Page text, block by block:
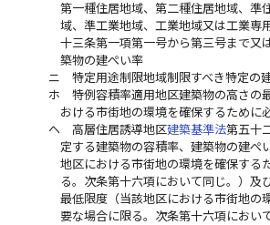
第一種住居地域、第二種住居地域、準
域、準工業地域、工業地域又は工業専
十三条第一項第一号から第三号まで又
築物の建ぺい率
ニ
特定用途制限地域制限すべき特定の
ホ
特例容積率適用地区建築物の高さの
おける市街地の環境を確保するために
ヘ
高層住居誘導地区建築基準法第五十
定する建築物の容積率、建築物の建ぺ
地区における市街地の環境を確保する
る。次条第十六項において同じ。）及
最低限度（当該地区における市街地の
要な場合に限る。次条第十六項におい